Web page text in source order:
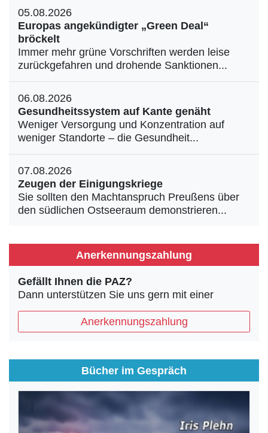
05.08.2026
Europas angekündigter „Green Deal“
bröckelt
Immer mehr grüne Vorschriften werden leise
zurückgefahren und drohende Sanktionen...
06.08.2026
Gesundheitssystem auf Kante genäht
Weniger Versorgung und Konzentration auf
weniger Standorte – die Gesundheit...
07.08.2026
Zeugen der Einigungskriege
Sie sollten den Machtanspruch Preußens über
den südlichen Ostseeraum demonstrieren...
Anerkennungszahlung
Gefällt Ihnen die PAZ?
Dann unterstützen Sie uns gern mit einer
Anerkennungszahlung
Bücher im Gespräch